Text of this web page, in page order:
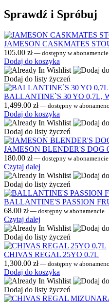
Sprawdź i Spróbuj
JAMESON CASKMATES
105.00 zł — dostępny w abonamencie
Dodaj do koszyka
Dodaj do listy życzeń
BALLANTINE`S 30 YO 0,7L,
1,499.00 zł — dostępny w
Dodaj do koszyka
Dodaj do listy życzeń
JAMESON BLENDER'S DOG
180.00 zł — dostępny w abonamencie
Czytaj dalej
Dodaj do listy życzeń
BALLANTINE'S PASSION
68.00 zł — dostępny w abonamencie
Czytaj dalej
Dodaj do listy życzeń
CHIVAS REGAL 25YO 0,7L
1,300.00 zł — dostępny w
Dodaj do koszyka
Dodaj do listy życzeń